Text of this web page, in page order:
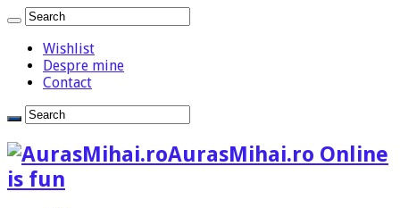
Wishlist
Despre mine
Contact
AurasMihai.ro Online
is fun